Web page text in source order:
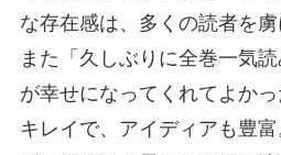
な存在感は、多くの読者を虜
また「久しぶりに全巻一気
が幸せになってくれてよか
キレイで、アイディアも豊